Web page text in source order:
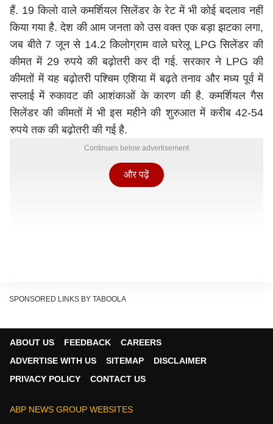
हैं. 19 किलो वाले कमर्शियल सिलेंडर के रेट में भी कोई बदलाव नहीं
किया गया है. देश की आम जनता को उस वक्त एक बड़ा झटका लगा,
जब बीते 7 जून से 14.2 किलोग्राम वाले घरेलू LPG सिलेंडर की
कीमत में 29 रुपये की बढ़ोतरी कर दी गई. सरकार ने LPG की
कीमतों में यह बढ़ोतरी पश्चिम एशिया में बढ़ते तनाव और मध्य पूर्व में
सप्लाई में रुकावट की आशंकाओं के कारण की है. कमर्शियल गैस
सिलेंडर की कीमतों में भी इस महीने की शुरुआत में करीब 42-54
रुपये तक की बढ़ोतरी की गई है.
Continues below advertisement
और पढ़ें
SPONSORED LINKS BY TABOOLA
ABOUT US FEEDBACK
CAREERS
ADVERTISE WITH US
SITEMAP
DISCLAIMER
PRIVACY POLICY
CONTACT US
ABP NEWS GROUP WEBSITES